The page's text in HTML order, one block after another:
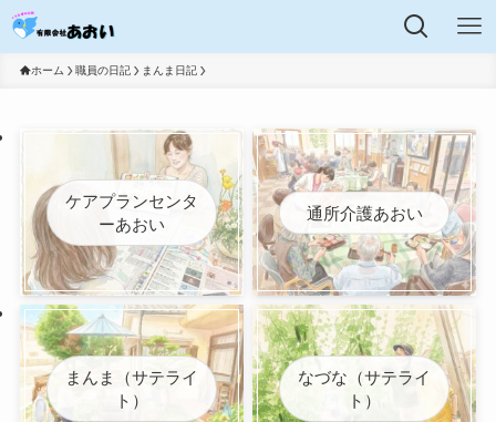
ホーム 職員の日記 まんま日記
ケアプランセンタ
ーあおい
通所介護あおい
まんま（サテライ
ト）
なづな（サテライ
ト）